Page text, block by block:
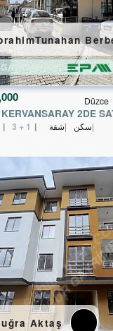
Düzce
سكن شقة 3 + 1
UĞUR GAYRİMENKUL
Aktaş